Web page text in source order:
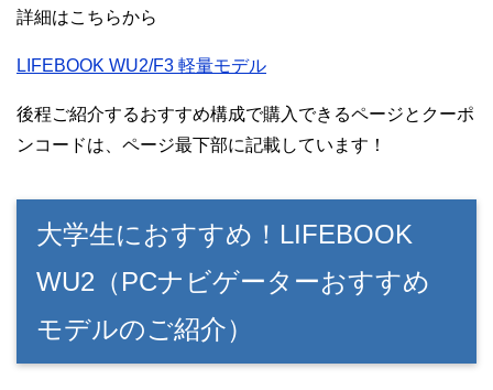
詳細はこちらから
LIFEBOOK WU2/F3 軽量モデル
後程ご紹介するおすすめ構成で購入できるページとクーポ
ンコードは、ページ最下部に記載しています！
大学生におすすめ！LIFEBOOK
WU2（PCナビゲーターおすすめ
モデルのご紹介）